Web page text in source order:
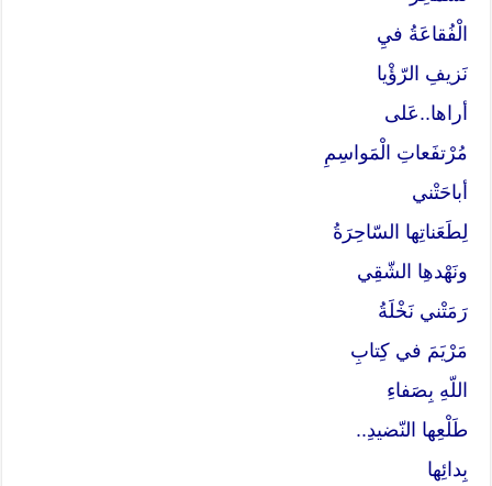
الْفُقاعَةُ فيِ
نَزيفِ الرّؤْيا
أراها..عَلى
مُرْتفَعاتِ الْمَواسِمِ
أباحَتْني
لِطَعَناتِها السّاحِرَةُ
ونَهْدهِا الشّقِي
رَمَتْني نَخْلَةُ
مَرْيَمَ في كِتابِ
اللّهِ بِصَفاءِ
طَلْعِها النّضيدِ..
بِدائِها